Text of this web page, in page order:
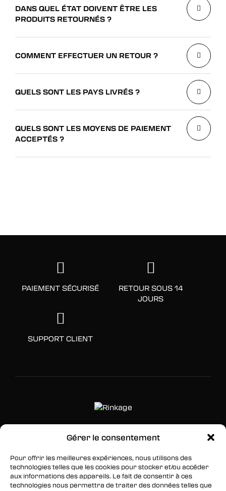
Gérer le consentement
Pour offrir les meilleures expériences, nous utilisons des
technologies telles que les cookies pour stocker et/ou accéder
aux informations des appareils. Le fait de consentir à ces
technologies nous permettra de traiter des données telles que
DANS QUEL ÉTAT DOIVENT ÊTRE LES
PRODUITS RETOURNÉS ?
COMMENT EFFECTUER UN RETOUR ?
QUELS SONT LES PAYS LIVRÉS ?
QUELS SONT LES MOYENS DE PAIEMENT
ACCEPTÉS ?
PAIEMENT SÉCURISÉ
RETOUR SOUS 14
JOURS
SUPPORT CLIENT
SUIVEZ-NOUS
Facebook
Twitter